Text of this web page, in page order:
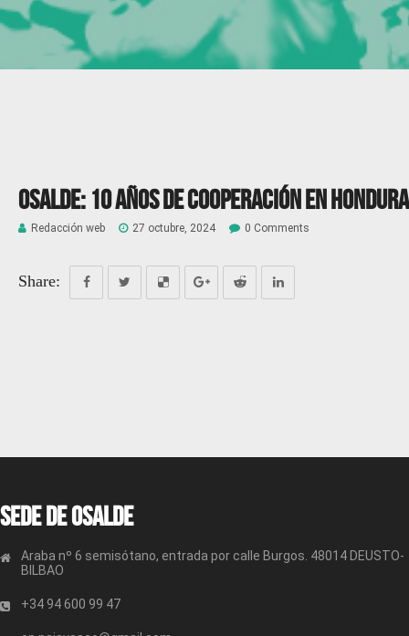
Osalde: 10 años de cooperación en
Redacción web 27 octubre, 2024 0 Comments
Share:
Sede de OSALDE
Araba nº 6 semisótano, entrada por calle Burgos. 48014 DEUSTO-
BILBAO
+34 94 600 99 47